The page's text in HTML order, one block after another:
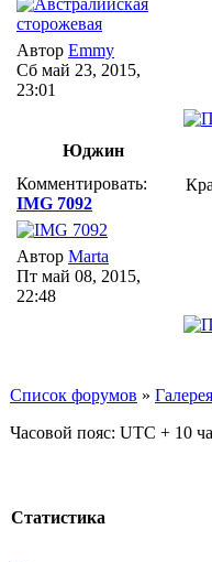
Автор Emmy
Сб май 23, 2015,
23:01
Юджин
Комментировать:
IMG 7092
Автор Marta
Пт май 08, 2015,
22:48
Список форумов » Галерея
Часовой пояс: UTC + 10
Статистика